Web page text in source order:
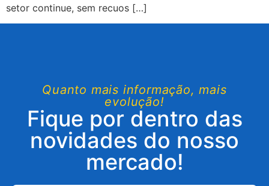
setor continue, sem recuos […]
Quanto mais informação, mais
evolução!
Fique por dentro das
novidades do nosso
mercado!